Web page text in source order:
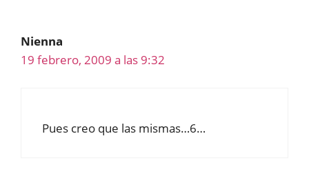
Nienna
19 febrero, 2009 a las 9:32
Pues creo que las mismas…6…